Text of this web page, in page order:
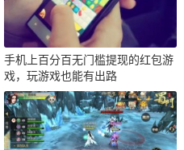
手机上百分百无门槛提现的红包游
戏，玩游戏也能有出路